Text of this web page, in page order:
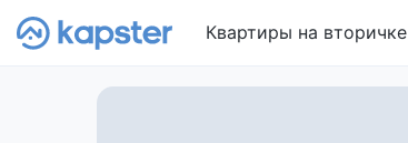
Квартиры на вторичке